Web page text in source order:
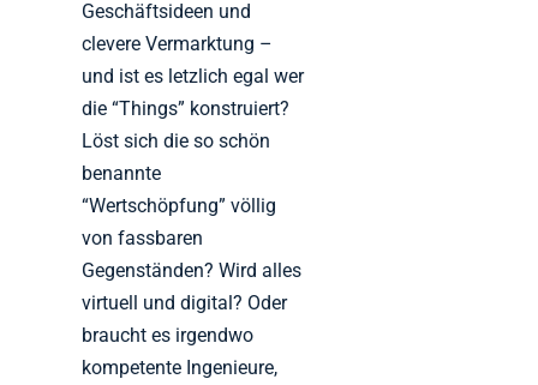
Geschäftsideen und
clevere Vermarktung –
und ist es letzlich egal wer
die “Things” konstruiert?
Löst sich die so schön
benannte
“Wertschöpfung” völlig
von fassbaren
Gegenständen? Wird alles
virtuell und digital? Oder
braucht es irgendwo
kompetente Ingenieure,